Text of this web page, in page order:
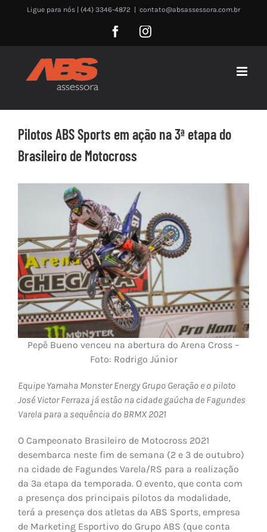
Ligue para nós | (44) 3346-4872 contato@absassessora.com.br
FacebookInstagram
Pilotos ABS Sports em ação na 3ª etapa do
Brasileiro de Motocross
Pepê Bueno venceu na abertura do Arena Cross –
Foto: Rodrigo Júnior
Equipe Yamaha Monster Energy Grupo Geração e o piloto
José Victor Ferraza já estão na cidade gaúcha de Fagundes
Varela para a sequência do BRMX 2021
O Campeonato Brasileiro de Motocross 2021
desembarca neste fim de semana (2 e 3 de outubro)
na cidade de Fagundes Varela/RS para a realização
da 3ª etapa da temporada. O evento, que conta com
a presença dos principais pilotos da modalidade,
terá a presença dos atletas da ABS Sports, empresa
de Marketing Esportivo do Grupo ABS (que conta